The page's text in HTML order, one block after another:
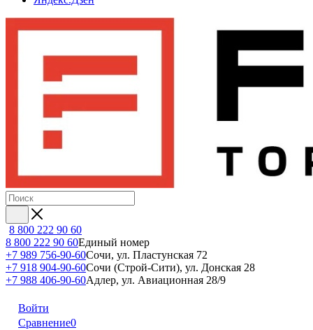
8 800 222 90 60
8 800 222 90 60Единый номер
+7 989 756-90-60Сочи, ул. Пластунская 72
+7 918 904-90-60Сочи (Строй-Сити), ул. Донская 28
+7 988 406-90-60Адлер, ул. Авиационная 28/9
Войти
Сравнение0